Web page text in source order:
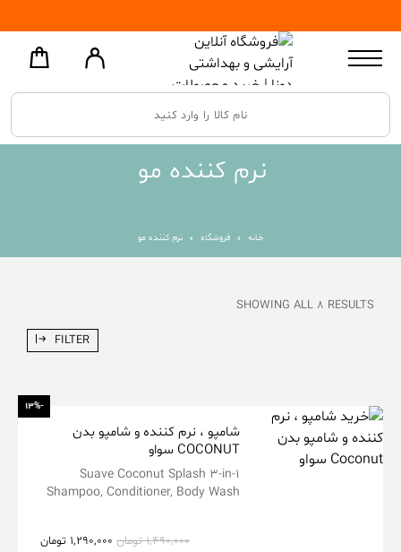
نرم کننده مو
خانه فروشگاه نرم کننده مو
SHOWING ALL 8 RESULTS
FILTER
-13%
شامپو ، نرم کننده و شامپو بدن
COCONUT سواو
Suave Coconut Splash 3-in-1
Shampoo, Conditioner, Body Wash
1,490,000 تومان 1,290,000 تومان